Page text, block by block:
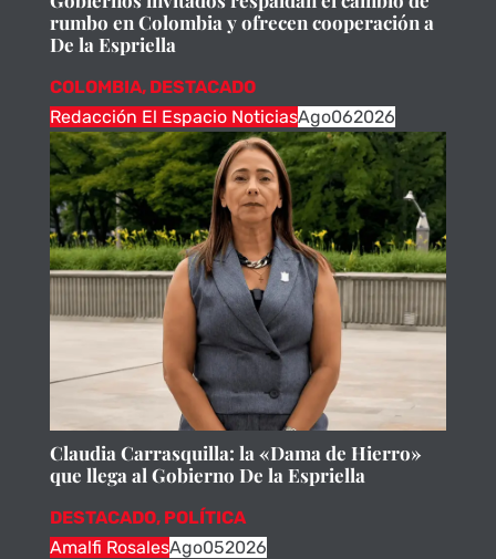
rumbo en Colombia y ofrecen cooperación a
De la Espriella
COLOMBIA, DESTACADO
Redacción El Espacio NoticiasAgo062026
Claudia Carrasquilla: la «Dama de Hierro»
que llega al Gobierno De la Espriella
DESTACADO, POLÍTICA
Amalfi RosalesAgo052026